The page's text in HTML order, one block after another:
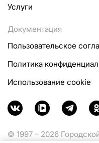
Услуги
Документация
Пользовательское
Политика
Использование cookie
© 1997 – 2026